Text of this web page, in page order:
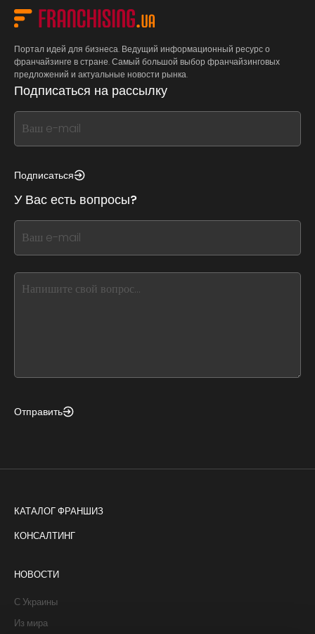
Портал идей для бизнеса. Ведущий информационный ресурс о
франчайзинге в стране. Самый большой выбор франчайзинговых
предложений и актуальные новости рынка.
Подписаться на рассылку
If
you
this,
this
form
field
blank
Подписаться
У Вас есть вопросы?
If
you
this,
Отправить
КАТАЛОГ ФРАНШИЗ
КОНСАЛТИНГ
НОВОСТИ
С Украины
Из мира